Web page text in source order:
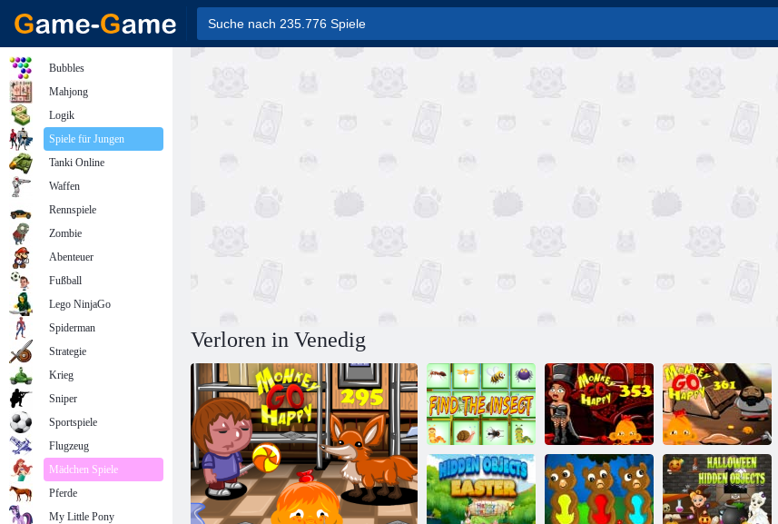
Verloren in Venedig
Finde das Insekt
Monkey Go
Happy Stage
353
Affe Go Happy
Stage 361
Bubbles
Mahjong
Logik
Spiele für Jungen
Tanki Online
Waffen
Rennspiele
Zombie
Abenteuer
Fußball
Lego NinjaGo
Spiderman
Strategie
Krieg
Sniper
Sportspiele
Flugzeug
Mädchen Spiele
Pferde
My Little Pony